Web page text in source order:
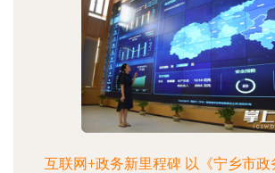
互联网+政务新里程碑 以《宁乡市政